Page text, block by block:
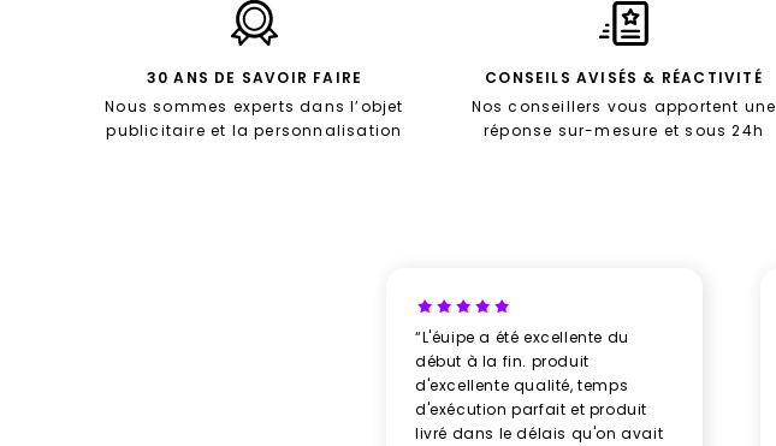
30 ANS DE SAVOIR FAIRE
Nous sommes experts dans l’objet
publicitaire et la personnalisation
CONSEILS AVISÉS & RÉACTIVITÉ
Nos conseillers vous apportent une
réponse sur-mesure et sous 24h
“L'éuipe a été excellente du
début à la fin. produit
d'excellente qualité, temps
d'exécution parfait et produit
livré dans le délais qu'on avait